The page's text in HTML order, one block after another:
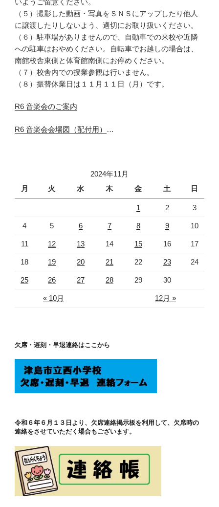
（５）撮影した動画・写真をＳＮＳにアップしたり他人
に譲渡したりしないよう、適切にお取り扱いください。
（６）駐車場がありませんので、自動車での来校や近隣
への駐車はおやめください。自転車でお越しの場合は、
南館校舎東側と体育館南側にお停めください。
（７）校舎内での授業参観は行いません。
（８）振替休業日は１１月１１日（月）です。
R6 音楽会のご案内
R6 音楽会会場図（配付用） …
2024年11月
月
火 水 木 金 土 日
« 10月 12月 »
1 2 3
4 5 6 7 8 9 10
11 12 13 14 15 16 17
18 19 20 21 22 23 24
25 26 27 28 29 30
欠席・遅刻・早退連絡はここから
令和６年６月１３日より、欠席連絡掲示板を利用して、欠席時の
連絡をさせていただく場合もございます。